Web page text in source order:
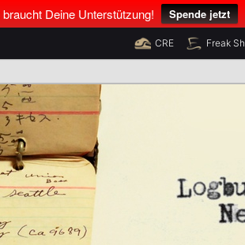
Deine Unterstützung! Spende jetzt
CRE Freak